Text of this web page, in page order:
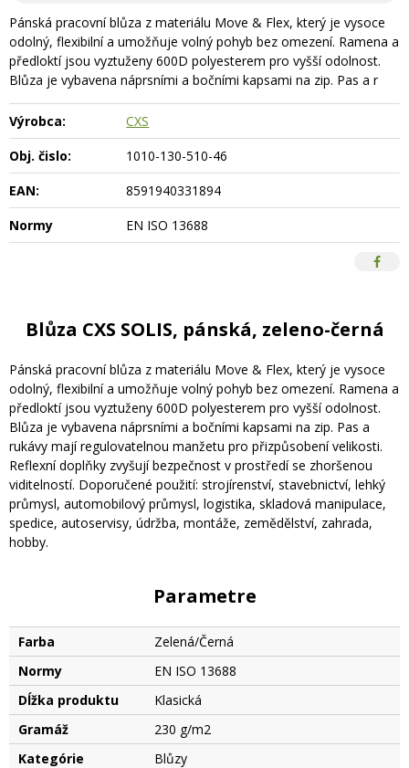
Pánská pracovní blůza z materiálu Move & Flex, který je vysoce
odolný, flexibilní a umožňuje volný pohyb bez omezení. Ramena a
předloktí jsou vyztuženy 600D polyesterem pro vyšší odolnost.
Blůza je vybavena náprsními a bočními kapsami na zip. Pas a r
Výrobca:
CXS
Obj. čislo:
1010-130-510-46
EAN:
8591940331894
Normy
EN ISO 13688
Blůza CXS SOLIS, pánská, zeleno-černá
Pánská pracovní blůza z materiálu Move & Flex, který je vysoce
odolný, flexibilní a umožňuje volný pohyb bez omezení. Ramena a
předloktí jsou vyztuženy 600D polyesterem pro vyšší odolnost.
Blůza je vybavena náprsními a bočními kapsami na zip. Pas a
rukávy mají regulovatelnou manžetu pro přizpůsobení velikosti.
Reflexní doplňky zvyšují bezpečnost v prostředí se zhoršenou
viditelností. Doporučené použití: strojírenství, stavebnictví, lehký
průmysl, automobilový průmysl, logistika, skladová manipulace,
spedice, autoservisy, údržba, montáže, zemědělství, zahrada,
hobby.
Parametre
Farba
Zelená/Černá
Normy
EN ISO 13688
Dĺžka produktu
Klasická
Gramáž
230 g/m2
Kategórie
Blůzy